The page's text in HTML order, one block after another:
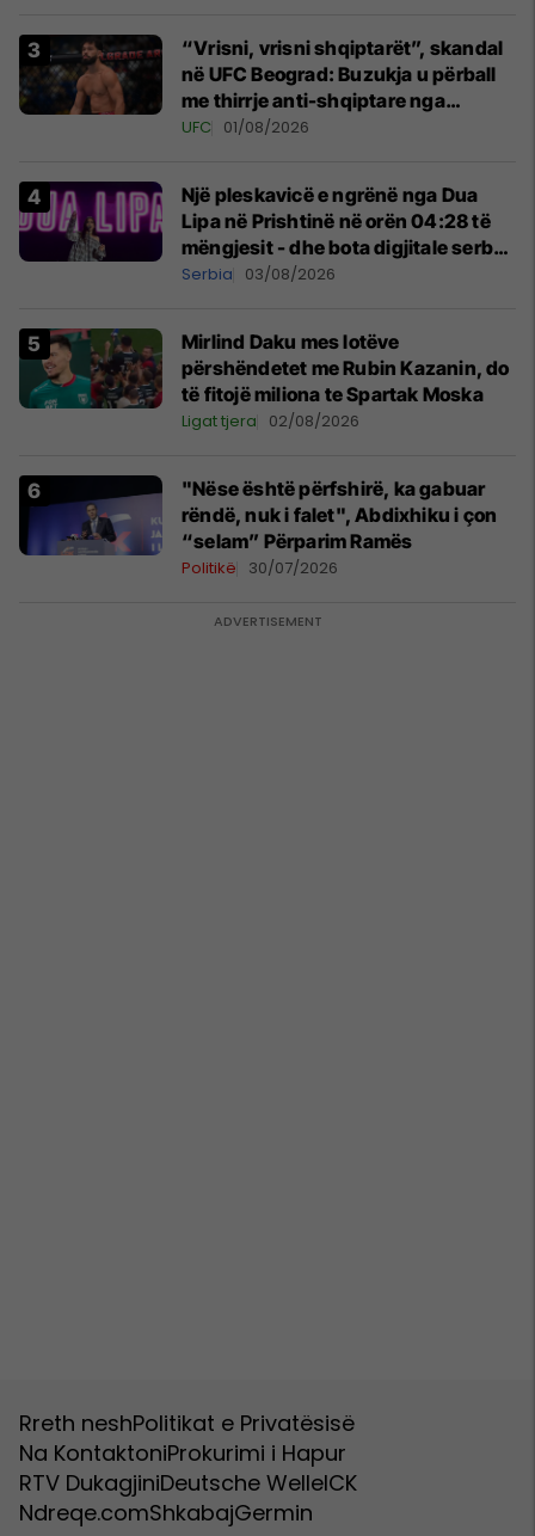
“Vrisni, vrisni shqiptarët”, skandal
në UFC Beograd: Buzukja u përball
me thirrje anti-shqiptare nga
tribunat
UFC 01/08/2026
Një pleskavicë e ngrënë nga Dua
Lipa në Prishtinë në orën 04:28 të
mëngjesit - dhe bota digjitale serbe
shpall gjendjen e luftës
Serbia 03/08/2026
Mirlind Daku mes lotëve
përshëndetet me Rubin Kazanin, do
të fitojë miliona te Spartak Moska
Ligat tjera 02/08/2026
"Nëse është përfshirë, ka gabuar
rëndë, nuk i falet", Abdixhiku i çon
“selam” Përparim Ramës
Politikë 30/07/2026
Rreth neshPolitikat e Privatësisë
Na KontaktoniProkurimi i Hapur
RTV DukagjiniDeutsche WelleICK
Ndreqe.comShkabajGermin